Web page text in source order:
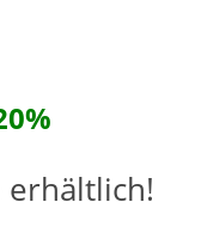
erhältlich!